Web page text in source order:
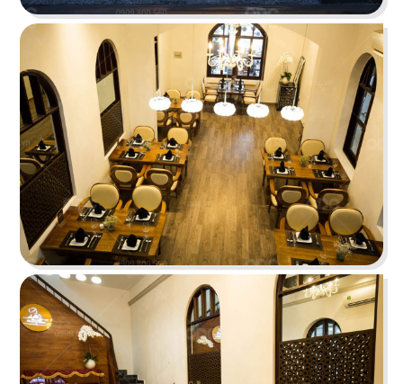
Chi tiết
STELLA COFFEE
Gam màu xám nguyên bản cùng kỹ thuật sơn
hiệu ứng rỉ sét tạo nên sự mới mẻ